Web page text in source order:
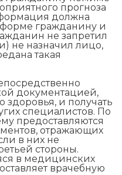
прогноза
должна
гражданину и
не запретил
не назначил лицо,
такая
документацией,
здоровья, и получать
специалистов. По
предоставляются
отражающих
в них не
стороны.
в медицинских
врачебную